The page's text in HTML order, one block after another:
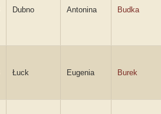
Dubno Antonina Budka
Łuck Eugenia Burek